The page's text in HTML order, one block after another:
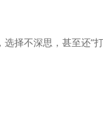
择不深思，甚至还“打